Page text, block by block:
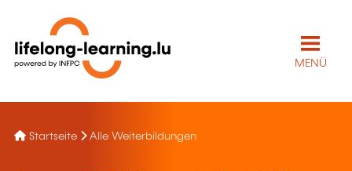
MENÜ
Startseite Alle Weiterbildungen